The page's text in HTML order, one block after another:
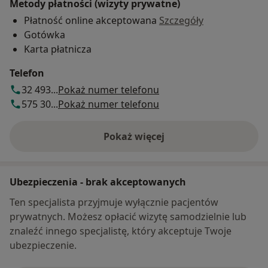
rozpierania lub mrowienia – to objawy
prawidłowej reakcji.
- niewielki obrzęk lub zaczerwienienie,
- zwiększona wrażliwość miejsca wkłucia,
- krótkotrwałe nasilenie objawów bólowych.
przypadku ich znacznego nasilenia.
przyjmować leków przeciwzapalnych, ponieważ
mogą one osłabić korzystne działanie
kontrolowanego stanu zapalnego.
Jakie efekty daje EPTE?
To nie jest szybka sztuczka. To proces. Ale jeśli
Metody płatności (wizyty prywatne)
Płatność online akceptowana Szczegóły
Gotówka
Karta płatnicza
Telefon
32 493...Pokaż numer telefonu
575 30...Pokaż numer telefonu
Pokaż więcej
o adresie
Ubezpieczenia - brak akceptowanych
Ten specjalista przyjmuje wyłącznie pacjentów
prywatnych. Możesz opłacić wizytę samodzielnie lub
znaleźć innego specjalistę, który akceptuje Twoje
ubezpieczenie.